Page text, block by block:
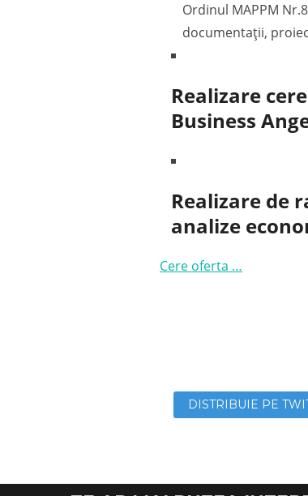
Ordinul MAPPM
documentații,
Realizare
Business
Realizare de
analize
Cere oferta …
DISTRIBUIE PE